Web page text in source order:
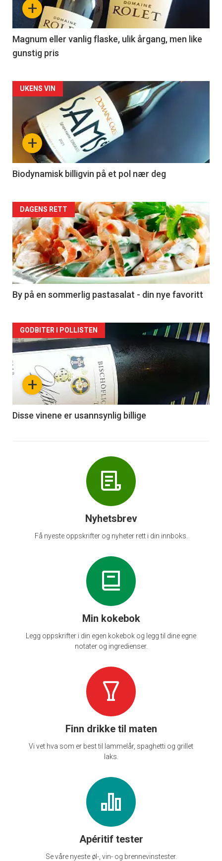
3
+
Magnum eller vanlig flaske, ulik årgang, men like
gunstig pris
Forsiden
akkurat
nå
4
+
UKENS VIN
Biodynamisk billigvin på et pol nær deg
Forsiden
akkurat
nå
-
5
DAGENS RETT
By på en sommerlig pastasalat - din nye favoritt
Forsiden
akkurat
nå
6
+
GODBITER I POLLISTEN
Disse vinene er usannsynlig billige
Nyhetsbrev
Få nyeste oppskrifter og nyheter rett i din innboks.
Min kokebok
Legg oppskrifter i din egen kokebok og legg til dine egne
notater og ingredienser.
Finn drikke til maten
Vi vet hva som er best til lammelår, spaghetti og grillet
laks.
Apéritif tester
Se våre nyeste øl-, vin- og brennevinstester.